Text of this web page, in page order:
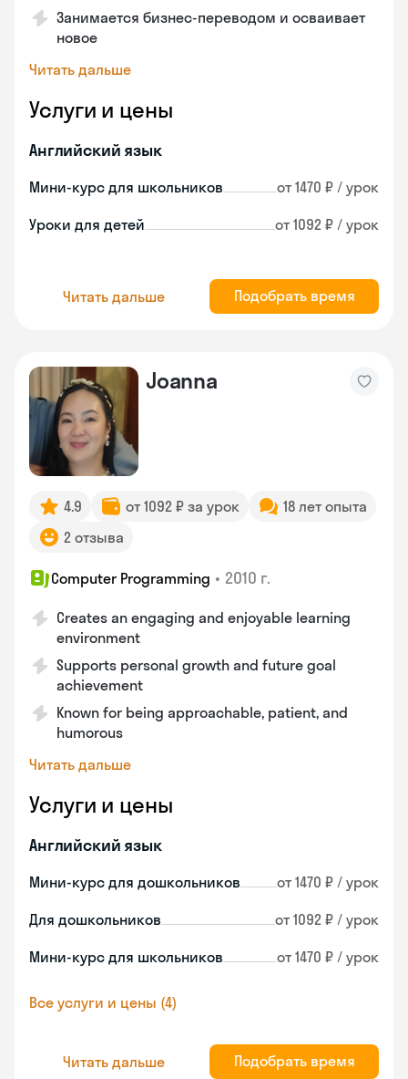
Занимается бизнес-переводом и осваивает
новое
Читать дальше
Услуги и цены
Английский язык
Мини-курс для школьников от 1470 ₽ / урок
Уроки для детей от 1092 ₽ / урок
Читать дальше Подобрать время
Joanna
4.9 от 1092 ₽ за урок
18 лет опыта
2 отзыва
Computer Programming • 2010 г.
Creates an engaging and enjoyable learning
environment
Supports personal growth and future goal
achievement
Known for being approachable, patient, and
humorous
Читать дальше
Услуги и цены
Английский язык
Мини-курс для дошкольников от 1470 ₽ / урок
Для дошкольников от 1092 ₽ / урок
Мини-курс для школьников от 1470 ₽ / урок
Все услуги и цены (4)
Читать дальше Подобрать время